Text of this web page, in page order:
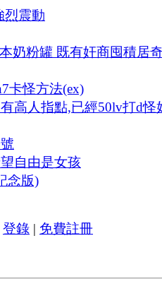
烈震動
奶粉罐 既有奸商囤積居
卡怪方法(ex)
高人指點,已經50lv打d怪
自由是女孩
念版)
登錄 | 免費註冊